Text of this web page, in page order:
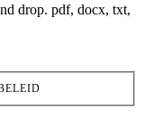
drop. pdf, docx, txt,